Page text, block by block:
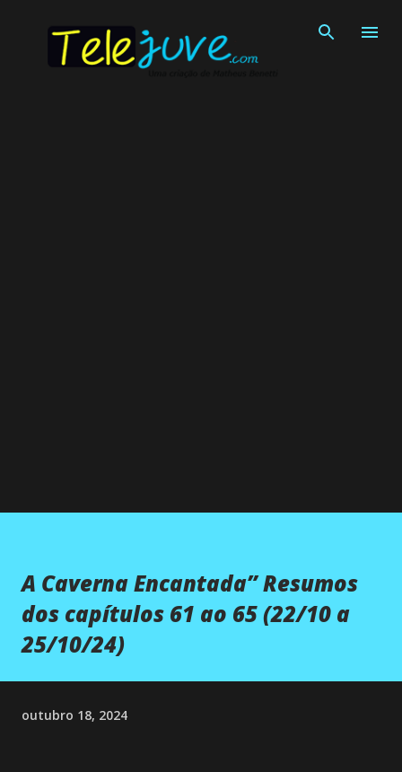
A Caverna Encantada” Resumos
dos capítulos 61 ao 65 (22/10 a
25/10/24)
outubro 18, 2024